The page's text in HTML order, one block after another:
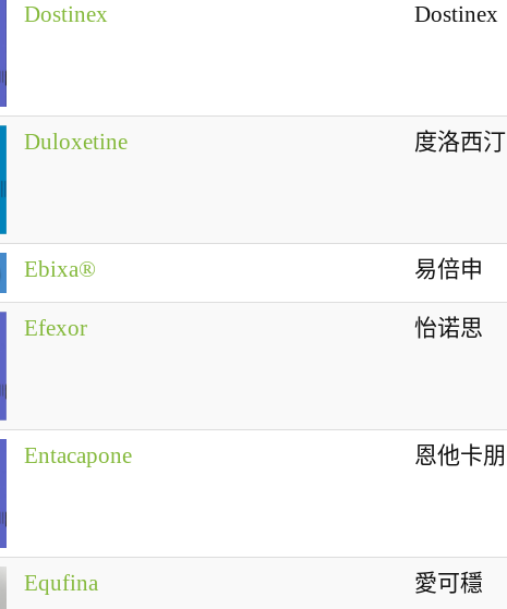
Dostinex Dostinex
Duloxetine 度洛西汀
Ebixa® 易倍申
Efexor 怡诺思
Entacapone 恩他卡朋
Equfina 愛可穩